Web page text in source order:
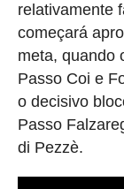
relativamente
começará
meta, quando
Passo Coi e
o decisivo
Passo
di Pezzè.